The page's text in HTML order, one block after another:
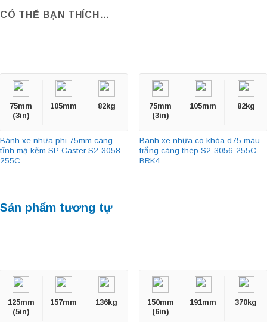
CÓ THỂ BẠN THÍCH…
75mm
(3in)
105mm 82kg
Bánh xe nhựa phi 75mm càng
tĩnh mạ kẽm SP Caster S2-3058-
255C
75mm
(3in)
105mm 82kg
Bánh xe nhựa có khóa d75 màu
trắng càng thép S2-3056-255C-
BRK4
Sản phẩm tương tự
125mm
(5in)
157mm 136kg
150mm
(6in)
191mm 370kg